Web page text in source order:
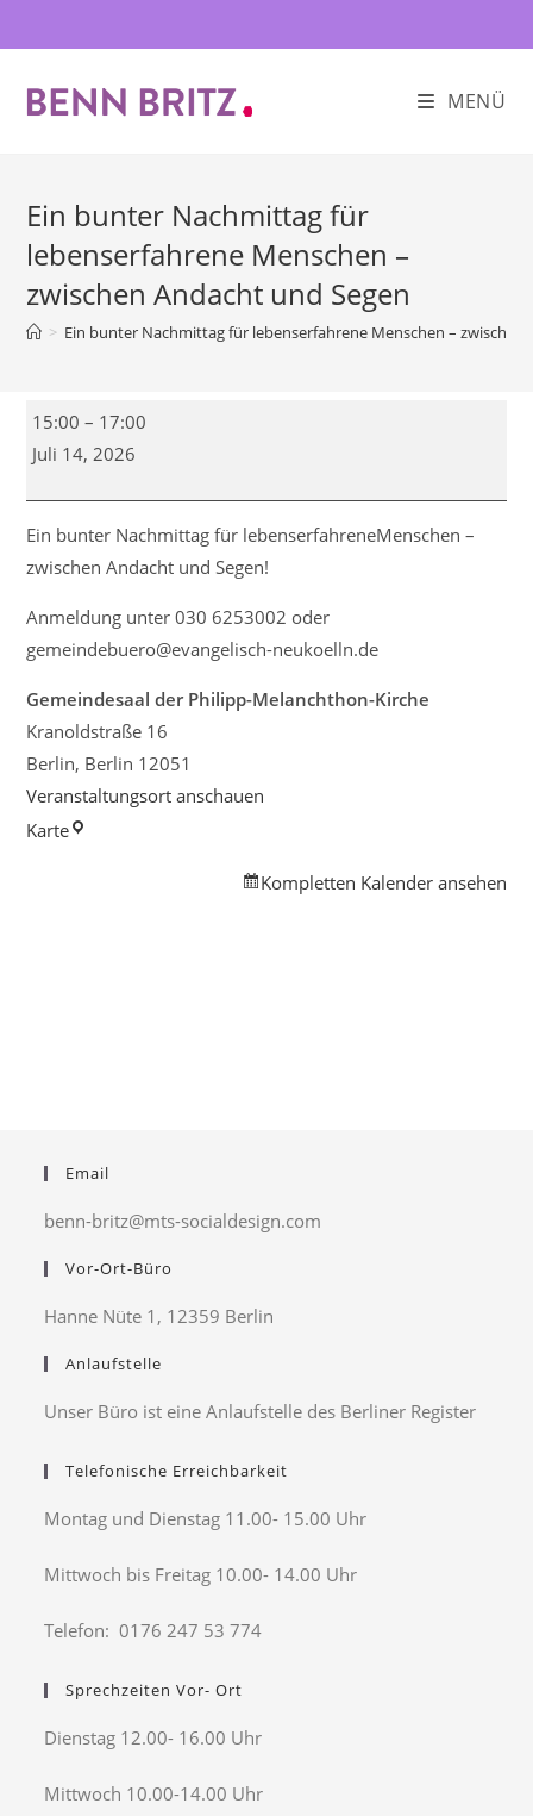
Inhalt
MENÜ
Ein bunter Nachmittag für
lebenserfahrene Menschen –
zwischen Andacht und Segen
> Ein bunter Nachmittag für lebenserfahrene Menschen – zwischen
Ein
bunter
für
lebenserfahrene
Menschen
zwischen
Andacht
Segen
15:00 – 17:00
Juli 14, 2026
Ein bunter Nachmittag für lebenserfahreneMenschen –
zwischen Andacht und Segen!
Anmeldung unter 030 6253002 oder
gemeindebuero@evangelisch-neukoelln.de
Gemeindesaal der Philipp-Melanchthon-Kirche
Kranoldstraße 16
Berlin, Berlin 12051
Veranstaltungsort anschauen
KarteGemeindesaal
Kompletten Kalender ansehen
Email
benn-britz@mts-socialdesign.com
Vor-Ort-Büro
Hanne Nüte 1, 12359 Berlin
Anlaufstelle
Unser Büro ist eine Anlaufstelle des Berliner Register
Telefonische Erreichbarkeit
Montag und Dienstag 11.00- 15.00 Uhr
Mittwoch bis Freitag 10.00- 14.00 Uhr
Telefon: 0176 247 53 774
Sprechzeiten Vor- Ort
Dienstag 12.00- 16.00 Uhr
Mittwoch 10.00-14.00 Uhr